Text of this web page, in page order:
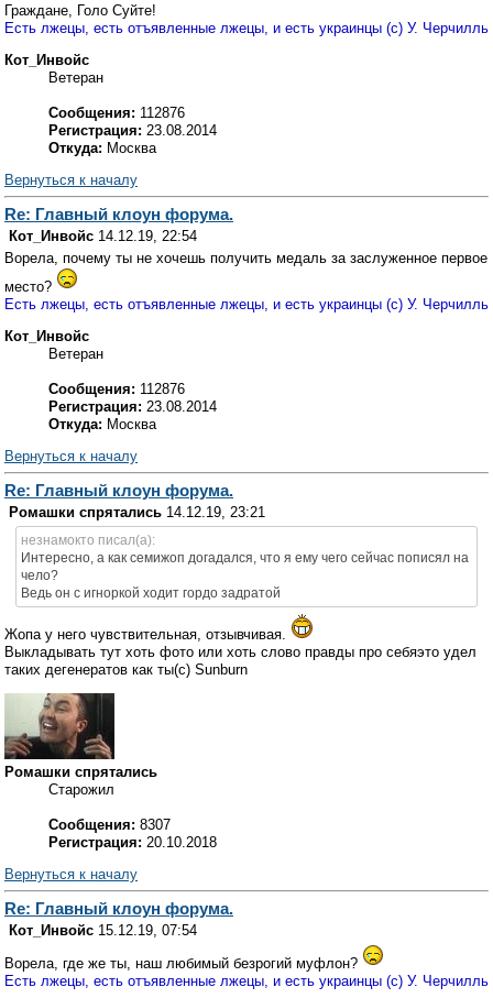
Граждане, Голо Суйте!
Есть лжецы, есть отъявленные лжецы, и есть украинцы (с) У. Черчилль
Кот_Инвойс
Ветеран
Сообщения: 112876
Регистрация: 23.08.2014
Откуда: Москва
Вернуться к началу
Re: Главный клоун форума.
Кот_Инвойс 14.12.19, 22:54
Ворела, почему ты не хочешь получить медаль за заслуженное первое
место?
Есть лжецы, есть отъявленные лжецы, и есть украинцы (с) У. Черчилль
Кот_Инвойс
Ветеран
Сообщения: 112876
Регистрация: 23.08.2014
Откуда: Москва
Вернуться к началу
Re: Главный клоун форума.
Ромашки спрятались 14.12.19, 23:21
незнамокто писал(а):
Интересно, а как семижоп догадался, что я ему чего сейчас пописял на
чело?
Ведь он с игноркой ходит гордо задратой
Жопа у него чувствительная, отзывчивая.
Выкладывать тут хоть фото или хоть слово правды про себяэто удел
таких дегенератов как ты(c) Sunburn
Ромашки спрятались
Старожил
Сообщения: 8307
Регистрация: 20.10.2018
Вернуться к началу
Re: Главный клоун форума.
Кот_Инвойс 15.12.19, 07:54
Ворела, где же ты, наш любимый безрогий муфлон?
Есть лжецы, есть отъявленные лжецы, и есть украинцы (с) У. Черчилль